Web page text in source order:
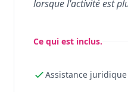
lorsque l'activité est
Ce qui est inclus.
Assistance